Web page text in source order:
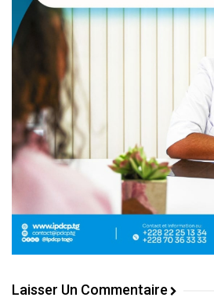
Laisser Un Commentaire